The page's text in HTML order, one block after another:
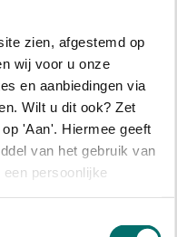
zien, afgestemd op
wij voor u onze
en aanbiedingen via
Wilt u dit ook? Zet
'Aan'. Hiermee geeft
van het gebruik van
persoonlijke